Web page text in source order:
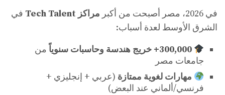
في 2026، مصر أصبحت من أكبر مراكز Tech Talent
في
الشرق الأوسط لعدة أسباب:
300,000+ خريج هندسة وحاسبات سنوياً
من
جامعات مصر
مهارات لغوية ممتازة (عربي + إنجليزي +
فرنسي/ألماني عند البعض)